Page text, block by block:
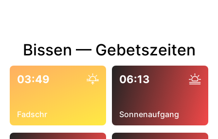
Bissen — Gebetszeiten
03:49
Fadschr
06:13
Sonnenaufgang